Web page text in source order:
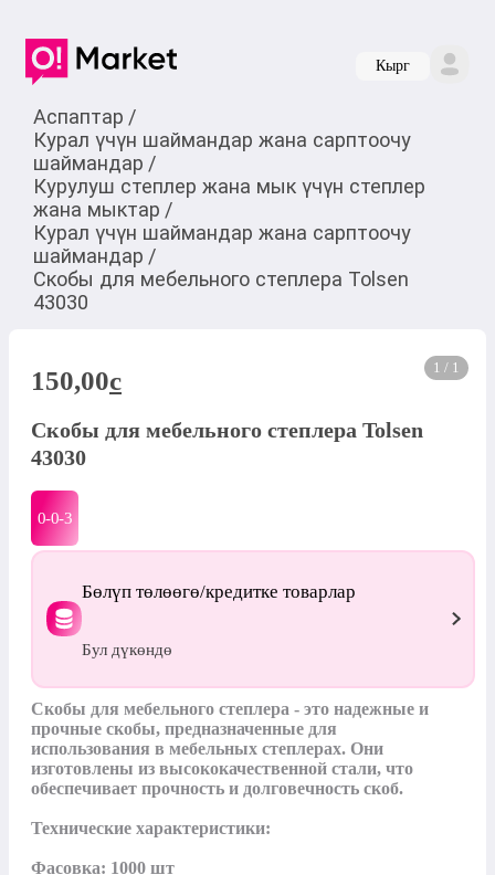
Кырг
Аспаптар /
Курал үчүн шаймандар жана сарптоочу
шаймандар /
Курулуш степлер жана мык үчүн степлер
жана мыктар /
Курал үчүн шаймандар жана сарптоочу
шаймандар /
Скобы для мебельного степлера Tolsen
43030
1 / 1
150,00c
Скобы для мебельного степлера Tolsen
43030
0-0-3
Бөлүп төлөөгө/кредитке товарлар
Бул дүкөндө
Скобы для мебельного степлера - это надежные и
прочные скобы, предназначенные для
использования в мебельных степлерах. Они
изготовлены из высококачественной стали, что
обеспечивает прочность и долговечность скоб.
Технические характеристики:
Фасовка: 1000 шт